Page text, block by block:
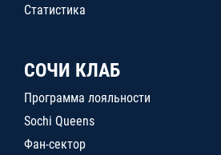
Статистика
СОЧИ КЛАБ
Программа лояльности
Sochi Queens
Фан-сектор